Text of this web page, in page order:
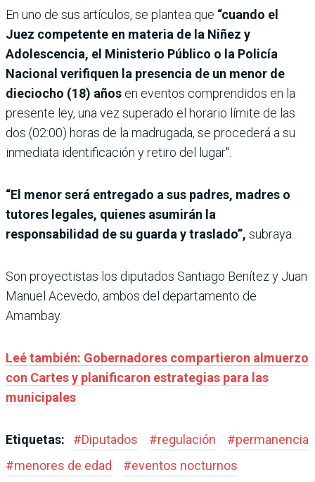
En uno de sus artículos, se plantea que “cuando el
Juez competente en materia de la Niñez y
Adolescencia, el Ministerio Público o la Policía
Nacional verifiquen la presencia de un menor de
dieciocho (18) años en eventos comprendidos en la
presente ley, una vez superado el horario límite de las
dos (02:00) horas de la madrugada, se procederá a su
inmediata identificación y retiro del lugar".
“El menor será entregado a sus padres, madres o
tutores legales, quienes asumirán la
responsabilidad de su guarda y traslado”, subraya.
Son proyectistas los diputados Santiago Benítez y Juan
Manuel Acevedo, ambos del departamento de
Amambay.
Leé también: Gobernadores compartieron almuerzo
con Cartes y planificaron estrategias para las
municipales
Etiquetas: #Diputados #regulación #permanencia
#menores de edad #eventos nocturnos